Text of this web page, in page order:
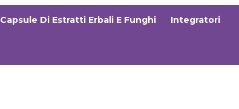
Capsule Di Estratti Erbali E Funghi Integratori